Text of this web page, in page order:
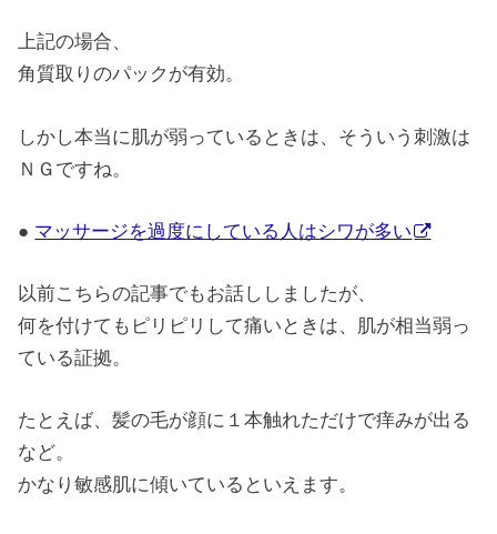
上記の場合、
角質取りのパックが有効。
しかし本当に肌が弱っているときは、そういう刺激は
ＮＧですね。
● マッサージを過度にしている人はシワが多い
以前こちらの記事でもお話ししましたが、
何を付けてもピリピリして痛いときは、肌が相当弱っ
ている証拠。
たとえば、髪の毛が顔に１本触れただけで痒みが出る
など。
かなり敏感肌に傾いているといえます。